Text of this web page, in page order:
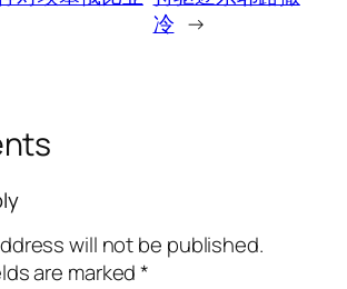
冷 →
will not be published.
are marked*